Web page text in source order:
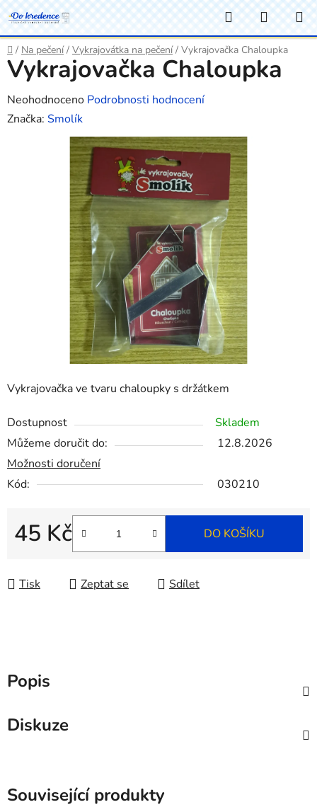
Přejít
na
obsah
Hledat
KOŠÍK
Domů
/ Na pečení / Vykrajovátka na pečení / Vykrajovačka Chaloupka
Vykrajovačka ve tvaru chaloupky s držátkem
Dostupnost
Skladem
Můžeme doručit do:
12.8.2026
Možnosti doručení
Kód:
030210
45 Kč
Měrná cena:
DO KOŠÍKU
Tisk Zeptat se Sdílet
Vykrajovačka Chaloupka
Průměrné
hodnocení
Neohodnoceno Podrobnosti hodnocení
Značka: Smolík
Popis
Diskuze
Související produkty